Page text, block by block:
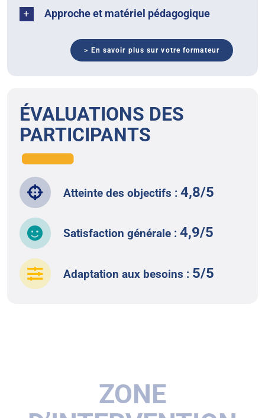
Approche et matériel pédagogique
> En savoir plus sur votre formateur
ÉVALUATIONS DES
PARTICIPANTS
Atteinte des objectifs : 4,8/5
Satisfaction générale : 4,9/5
Adaptation aux besoins : 5/5
ZONE